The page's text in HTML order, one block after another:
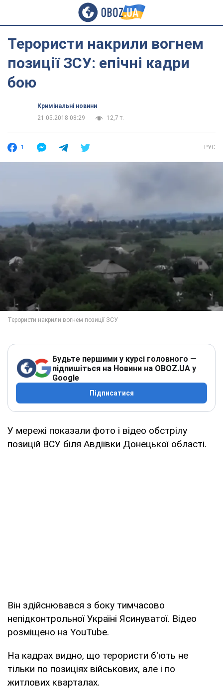
Терористи накрили вогнем
позиції ЗСУ: епічні кадри
бою
Кримінальні новини
21.05.2018 08:29
12,7 т.
1 РУС
Будьте першими у курсі головного —
підпишіться на Новини на OBOZ.UA у
Google
Підписатися
У мережі показали фото і відео обстрілу
позицій ВСУ біля Авдіївки Донецької області.
Він здійснювався з боку тимчасово
непідконтрольної Україні Ясинуватої. Відео
розміщено на YouTube.
На кадрах видно, що терористи б'ють не
тільки по позиціях військових, але і по
житлових кварталах.